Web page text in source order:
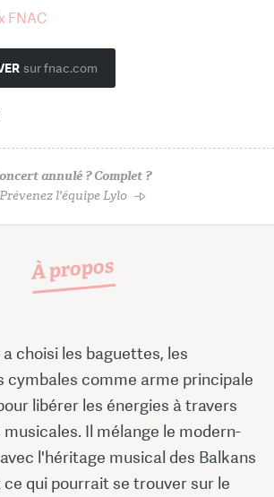
FNAC
sur fnac.com
annulé ? Complet ?
Prévenez l'équipe Lylo
À propos
choisi les baguettes, les
cymbales comme arme principale
libérer les énergies à travers
Il mélange le modern-
l'héritage musical des Balkans
qui pourrait se trouver sur le